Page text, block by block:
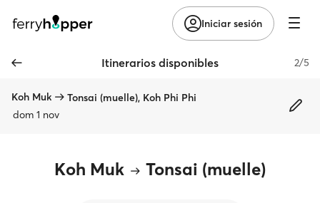
Iniciar sesión
Itinerarios disponibles 2/5
Koh Muk
Tonsai (muelle), Koh Phi Phi
dom 1 nov
Koh Muk Tonsai (muelle)